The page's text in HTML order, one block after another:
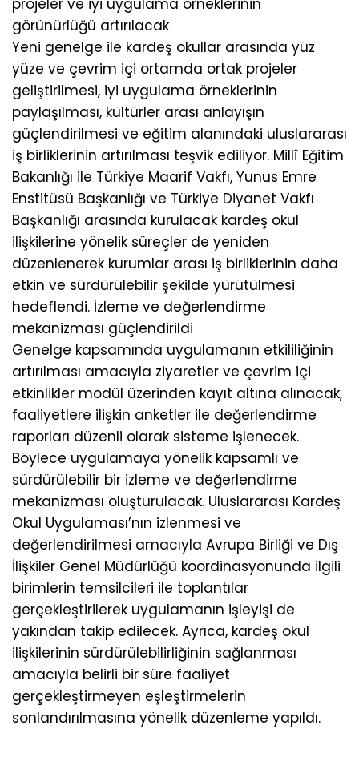
projeler ve iyi uygulama örneklerinin
görünürlüğü artırılacak
Yeni genelge ile kardeş okullar arasında yüz
yüze ve çevrim içi ortamda ortak projeler
geliştirilmesi, iyi uygulama örneklerinin
paylaşılması, kültürler arası anlayışın
güçlendirilmesi ve eğitim alanındaki uluslararası
iş birliklerinin artırılması teşvik ediliyor. Millî Eğitim
Bakanlığı ile Türkiye Maarif Vakfı, Yunus Emre
Enstitüsü Başkanlığı ve Türkiye Diyanet Vakfı
Başkanlığı arasında kurulacak kardeş okul
ilişkilerine yönelik süreçler de yeniden
düzenlenerek kurumlar arası iş birliklerinin daha
etkin ve sürdürülebilir şekilde yürütülmesi
hedeflendi. İzleme ve değerlendirme
mekanizması güçlendirildi
Genelge kapsamında uygulamanın etkililiğinin
artırılması amacıyla ziyaretler ve çevrim içi
etkinlikler modül üzerinden kayıt altına alınacak,
faaliyetlere ilişkin anketler ile değerlendirme
raporları düzenli olarak sisteme işlenecek.
Böylece uygulamaya yönelik kapsamlı ve
sürdürülebilir bir izleme ve değerlendirme
mekanizması oluşturulacak. Uluslararası Kardeş
Okul Uygulaması’nın izlenmesi ve
değerlendirilmesi amacıyla Avrupa Birliği ve Dış
İlişkiler Genel Müdürlüğü koordinasyonunda ilgili
birimlerin temsilcileri ile toplantılar
gerçekleştirilerek uygulamanın işleyişi de
yakından takip edilecek. Ayrıca, kardeş okul
ilişkilerinin sürdürülebilirliğinin sağlanması
amacıyla belirli bir süre faaliyet
gerçekleştirmeyen eşleştirmelerin
sonlandırılmasına yönelik düzenleme yapıldı.